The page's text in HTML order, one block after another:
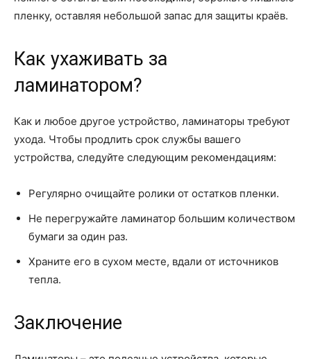
пленку, оставляя небольшой запас для защиты краёв.
Как ухаживать за
ламинатором?
Как и любое другое устройство, ламинаторы требуют
ухода. Чтобы продлить срок службы вашего
устройства, следуйте следующим рекомендациям:
Регулярно очищайте ролики от остатков пленки.
Не перегружайте ламинатор большим количеством
бумаги за один раз.
Храните его в сухом месте, вдали от источников
тепла.
Заключение